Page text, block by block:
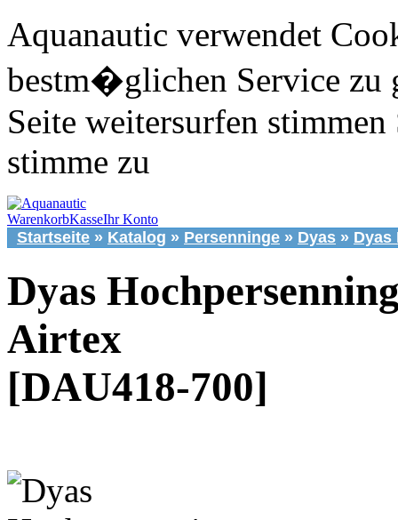
Aquanautic verwendet
bestm�glichen Service zu
Seite weitersurfen stimmen
stimme zu
WarenkorbKasseIhr Konto
Startseite » Katalog » Persenninge » Dyas » Dyas
Dyas
Airtex
[DAU418-700]